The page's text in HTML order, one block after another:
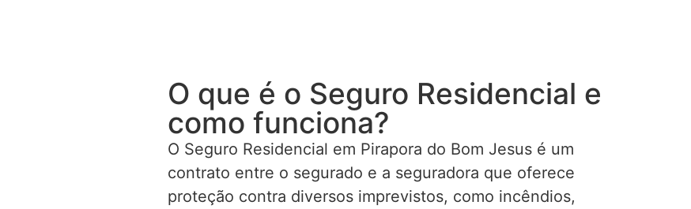
O que é o Seguro Residencial e
como funciona?
O Seguro Residencial em Pirapora do Bom Jesus é um
contrato entre o segurado e a seguradora que oferece
proteção contra diversos imprevistos, como incêndios,